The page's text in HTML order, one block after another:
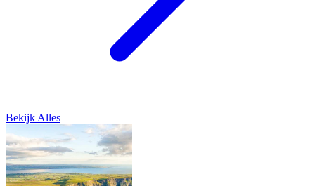
Bekijk Alles